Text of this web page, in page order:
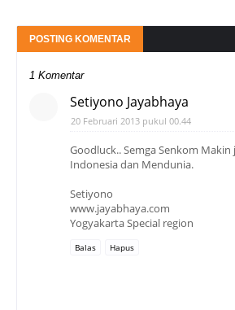
POSTING KOMENTAR
1 Komentar
Setiyono Jayabhaya
20 Februari 2013 pukul 00.44
Goodluck.. Semga Senkom Makin
Indonesia dan Mendunia.
Setiyono
www.jayabhaya.com
Yogyakarta Special region
Balas Hapus